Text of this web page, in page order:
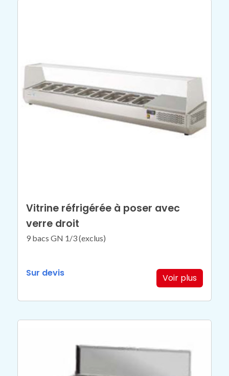
Vitrine réfrigérée à poser avec
verre droit
9 bacs GN 1/3 (exclus)
Sur devis Voir plus